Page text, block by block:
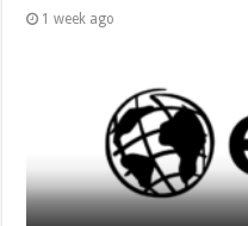
1 week ago